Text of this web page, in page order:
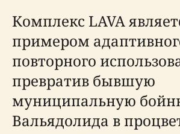
Комплекс LAVA
примером
повторного
превратив бывшую
муниципальную
Вальядолида в